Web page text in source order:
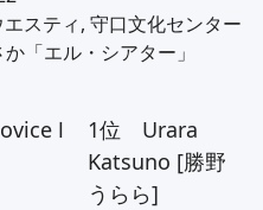
スティ, 守口文化センター
「エル・シアター」
Ⅰ
1位 Urara
Katsuno [勝野
うらら]